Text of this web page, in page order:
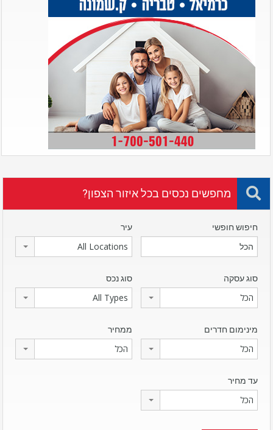
מחפשים נכסים בכל איזור הצפון?
חיפוש חופשי עיר
All Locations
סוג עסקה
הכל
סוג נכס
All Types
מינימום חדרים
הכל
ממחיר
הכל
עד מחיר
הכל